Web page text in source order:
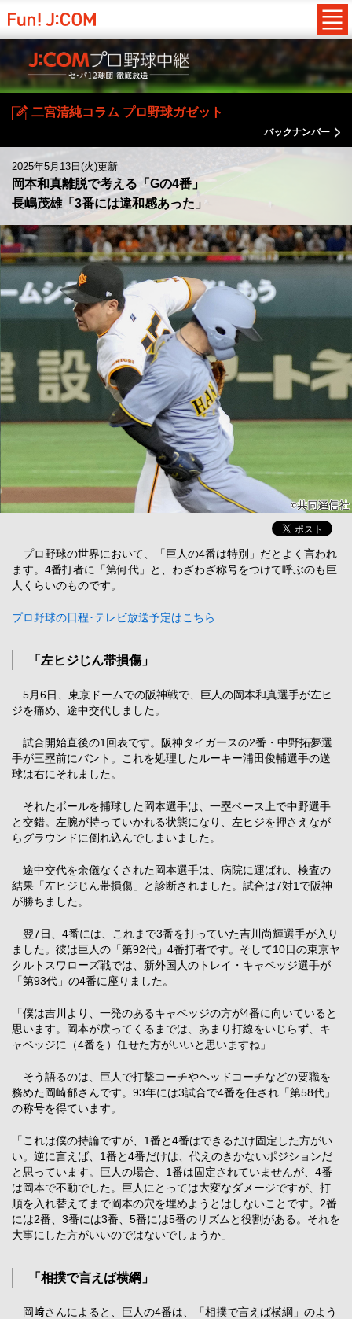
二宮清純コラム プロ野球ガゼット
バックナンバー
2025年5月13日(火)更新
岡本和真離脱で考える「Gの4番」
長嶋茂雄「3番には違和感あった」
プロ野球の世界において、「巨人の4番は特別」だとよく言われ
ます。4番打者に「第何代」と、わざわざ称号をつけて呼ぶのも巨
人くらいのものです。
プロ野球の日程･テレビ放送予定はこちら
「左ヒジじん帯損傷」
5月6日、東京ドームでの阪神戦で、巨人の岡本和真選手が左ヒ
ジを痛め、途中交代しました。
試合開始直後の1回表です。阪神タイガースの2番・中野拓夢選
手が三塁前にバント。これを処理したルーキー浦田俊輔選手の送
球は右にそれました。
それたボールを捕球した岡本選手は、一塁ベース上で中野選手
と交錯。左腕が持っていかれる状態になり、左ヒジを押さえなが
らグラウンドに倒れ込んでしまいました。
途中交代を余儀なくされた岡本選手は、病院に運ばれ、検査の
結果「左ヒジじん帯損傷」と診断されました。試合は7対1で阪神
が勝ちました。
翌7日、4番には、これまで3番を打っていた吉川尚輝選手が入り
ました。彼は巨人の「第92代」4番打者です。そして10日の東京ヤ
クルトスワローズ戦では、新外国人のトレイ・キャベッジ選手が
「第93代」の4番に座りました。
「僕は吉川より、一発のあるキャベッジの方が4番に向いていると
思います。岡本が戻ってくるまでは、あまり打線をいじらず、キ
ャベッジに（4番を）任せた方がいいと思いますね」
そう語るのは、巨人で打撃コーチやヘッドコーチなどの要職を
務めた岡崎郁さんです。93年には3試合で4番を任され「第58代」
の称号を得ています。
「これは僕の持論ですが、1番と4番はできるだけ固定した方がい
い。逆に言えば、1番と4番だけは、代えのきかないポジションだ
と思っています。巨人の場合、1番は固定されていませんが、4番
は岡本で不動でした。巨人にとっては大変なダメージですが、打
順を入れ替えてまで岡本の穴を埋めようとはしないことです。2番
には2番、3番には3番、5番には5番のリズムと役割がある。それを
大事にした方がいいのではないでしょうか」
「相撲で言えば横綱」
岡﨑さんによると、巨人の4番は、「相撲で言えば横綱」のよう